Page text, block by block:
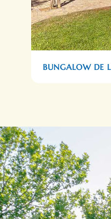
BUNGALOW DE